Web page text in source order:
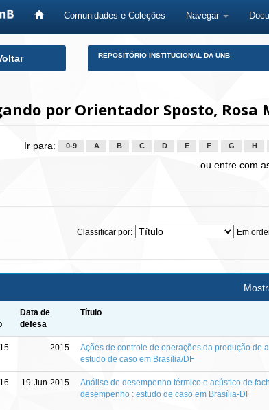
Comunidades e Coleções Navegar
REPOSITÓRIO INSTITUCIONAL DA UNB
por Orientador Sposto, Rosa
Ir para: 0-9 A B C D E F G H
ou entre com
Classificar por: Em
Data de
defesa
Título
2015
Ações de controle de operações da produção de
estudo de caso em Brasília/DF
19-Jun-2015
Análise de desempenho térmico e acústico de
desempenho : estudo de caso em Brasília-DF